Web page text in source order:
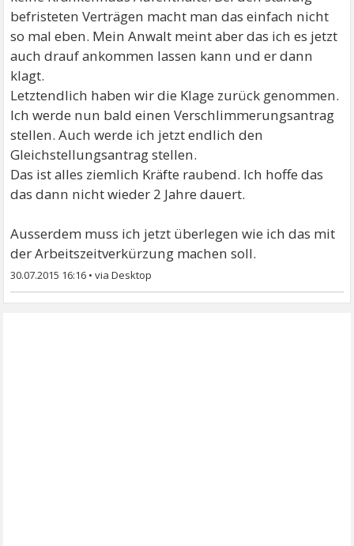
befristeten Verträgen macht man das einfach nicht
so mal eben. Mein Anwalt meint aber das ich es jetzt
auch drauf ankommen lassen kann und er dann
klagt.
Letztendlich haben wir die Klage zurück genommen.
Ich werde nun bald einen Verschlimmerungsantrag
stellen. Auch werde ich jetzt endlich den
Gleichstellungsantrag stellen.
Das ist alles ziemlich Kräfte raubend. Ich hoffe das
das dann nicht wieder 2 Jahre dauert.
Ausserdem muss ich jetzt überlegen wie ich das mit
der Arbeitszeitverkürzung machen soll.
30.07.2015 16:16 •